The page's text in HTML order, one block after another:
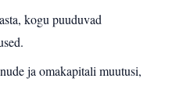
kogu puuduvad
ja omakapitali muutusi,